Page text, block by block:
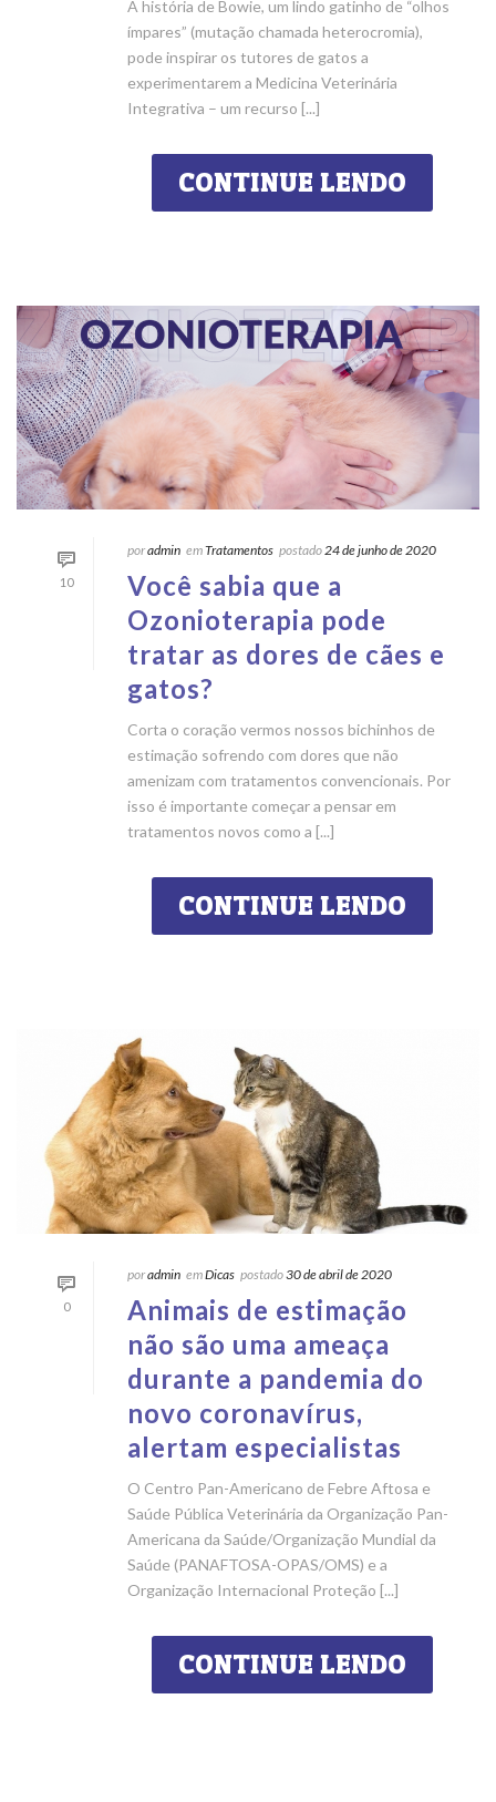
A história de Bowie, um lindo gatinho de “olhos
ímpares” (mutação chamada heterocromia),
pode inspirar os tutores de gatos a
experimentarem a Medicina Veterinária
Integrativa – um recurso [...]
CONTINUE LENDO
10
poradmin emTratamentos postado24 de junho de 2020
Você sabia que a
Ozonioterapia pode
tratar as dores de cães e
gatos?
Corta o coração vermos nossos bichinhos de
estimação sofrendo com dores que não
amenizam com tratamentos convencionais. Por
isso é importante começar a pensar em
tratamentos novos como a [...]
CONTINUE LENDO
0
poradmin emDicas postado30 de abril de 2020
Animais de estimação
não são uma ameaça
durante a pandemia do
novo coronavírus,
alertam especialistas
O Centro Pan-Americano de Febre Aftosa e
Saúde Pública Veterinária da Organização Pan-
Americana da Saúde/Organização Mundial da
Saúde (PANAFTOSA-OPAS/OMS) e a
Organização Internacional Proteção [...]
CONTINUE LENDO